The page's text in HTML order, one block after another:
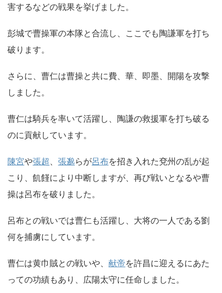
害するなどの戦果を挙げました。
彭城で曹操軍の本隊と合流し、ここでも陶謙軍を打ち
破ります。
さらに、曹仁は曹操と共に費、華、即墨、開陽を攻撃
しました。
曹仁は騎兵を率いて活躍し、陶謙の救援軍を打ち破る
のに貢献しています。
陳宮や張超 、 張邈らが呂布を招き入れた兗州の乱が起
こり、飢饉により中断しますが、再び戦いとなるや曹
操は呂布を破りました。
呂布との戦いでは曹仁も活躍し、大将の一人である劉
何を捕虜にしています。
曹仁は黄巾賊との戦いや、 献帝を許昌に迎えるにあた
っての功績もあり、広陽太守に任命しました。